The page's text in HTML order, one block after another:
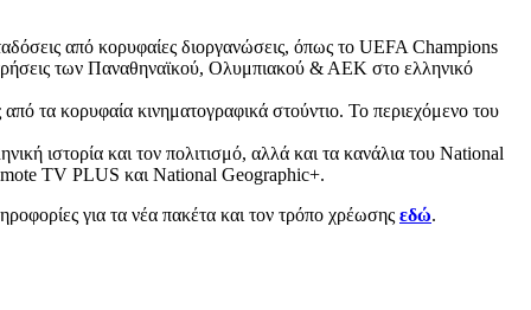
από κορυφαίες διοργανώσεις, όπως το UEFA Champions
των Παναθηναϊκού, Ολυμπιακού & ΑΕΚ στο ελληνικό
τα κορυφαία κινηματογραφικά στούντιο. Το περιεχόμενο του
ιστορία και τον πολιτισμό, αλλά και τα κανάλια του National
TV PLUS και National Geographic+.
για τα νέα πακέτα και τον τρόπο χρέωσης εδώ.